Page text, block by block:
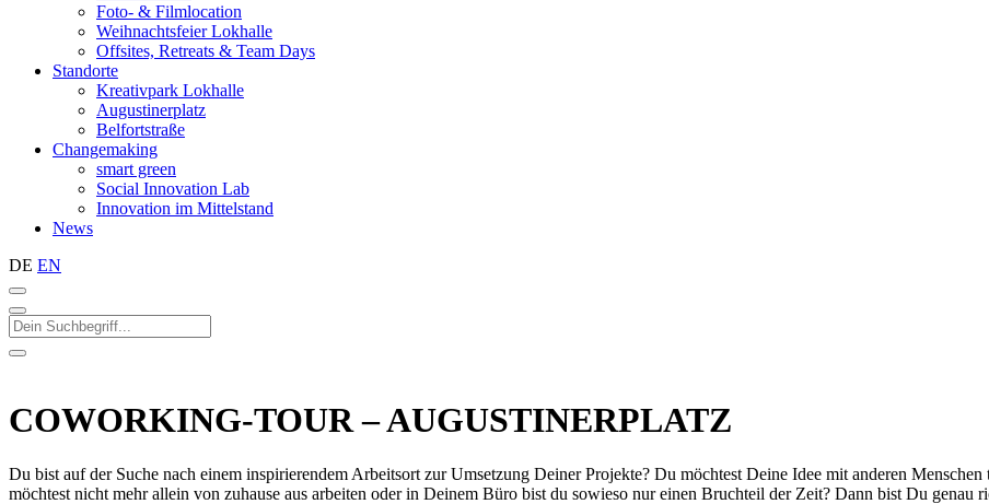
Foto- & Filmlocation
Weihnachtsfeier Lokhalle
Offsites, Retreats & Team Days
Standorte
Kreativpark Lokhalle
Augustinerplatz
Belfortstraße
Changemaking
smart green
Social Innovation Lab
Innovation im Mittelstand
News
DE EN
COWORKING-TOUR – AUGUSTINERPLATZ
Du bist auf der Suche nach einem inspirierendem Arbeitsort zur Umsetzung Deiner Projekte? Du möchtest Deine Idee mit anderen
möchtest nicht mehr allein von zuhause aus arbeiten oder in Deinem Büro bist du sowieso nur einen Bruchteil der Zeit? Dann bist Du